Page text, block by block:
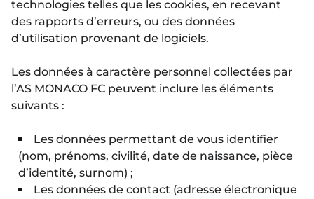
technologies telles que les cookies, en recevant
des rapports d’erreurs, ou des données
d’utilisation provenant de logiciels.
Les données à caractère personnel collectées par
l’AS MONACO FC peuvent inclure les éléments
suivants :
Les données permettant de vous identifier
(nom, prénoms, civilité, date de naissance, pièce
d’identité, surnom) ;
Les données de contact (adresse électronique